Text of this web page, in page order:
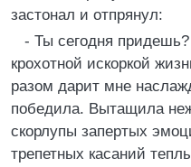
застонал и отпрянул:
- Ты сегодня
крохотной искоркой
разом дарит мне
победила. Вытащила
скорлупы запертых
трепетных касаний